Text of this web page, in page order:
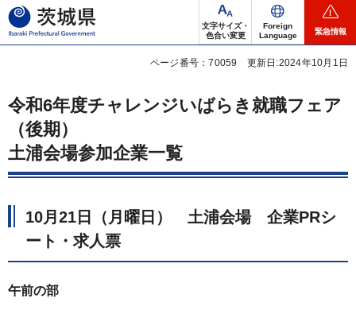
茨城県
文字サイズ・
色合い変更
Foreign
Language
緊急情報
ページ番号：70059 更新日:2024年10月1日
令和6年度チャレンジいばらき就職フェア
（後期）
土浦会場参加企業一覧
10月21日（月曜日） 土浦会場 企業PRシ
ート・求人票
午前の部